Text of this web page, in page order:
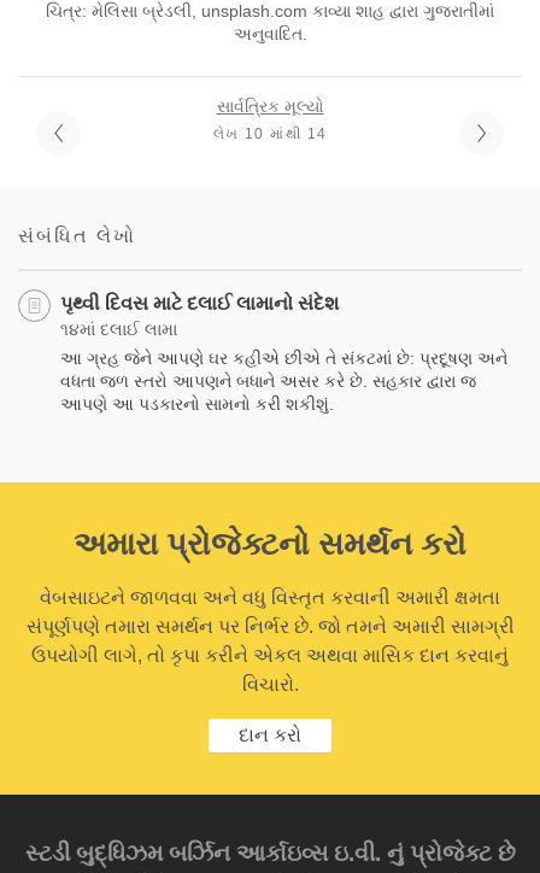
ચિત્ર: મેલિસા બ્રેડલી, unsplash.com કાવ્યા શાહ દ્વારા ગુજરાતીમાં
અનુવાદિત.
સાર્વત્રિક મૂલ્યો
લેખ 10 માંથી 14
સંબંધિત લેખો
પૃથ્વી દિવસ માટે દલાઈ લામાનો સંદેશ
૧૪માં દલાઈ લામા
આ ગ્રહ જેને આપણે ઘર કહીએ છીએ તે સંકટમાં છે: પ્રદૂષણ અને
વધતા જળ સ્તરો આપણને બધાને અસર કરે છે. સહકાર દ્વારા જ
આપણે આ પડકારનો સામનો કરી શકીશું.
અમારા પ્રોજેક્ટનો સમર્થન કરો
વેબસાઇટને જાળવવા અને વધુ વિસ્તૃત કરવાની અમારી ક્ષમતા
સંપૂર્ણપણે તમારા સમર્થન પર નિર્ભર છે. જો તમને અમારી સામગ્રી
ઉપયોગી લાગે, તો કૃપા કરીને એકલ અથવા માસિક દાન કરવાનું
વિચારો.
દાન કરો
સ્ટડી બુદ્ધિઝમ બર્ઝિન આર્કાઇવ્સ ઇ.વી. નું પ્રોજેક્ટ છે